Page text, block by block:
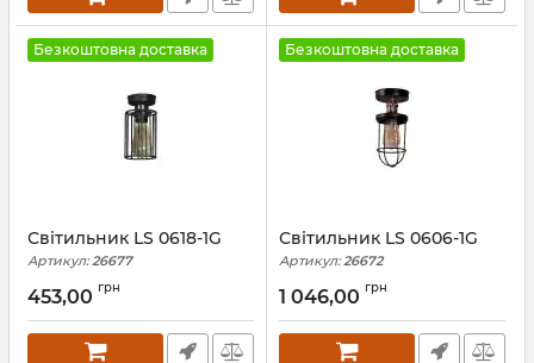
Безкоштовна доставка
Світильник LS 0618-1G
Артикул:26677
453,00 грн
Безкоштовна доставка
Світильник LS 0606-1G
Артикул:26672
1 046,00 грн